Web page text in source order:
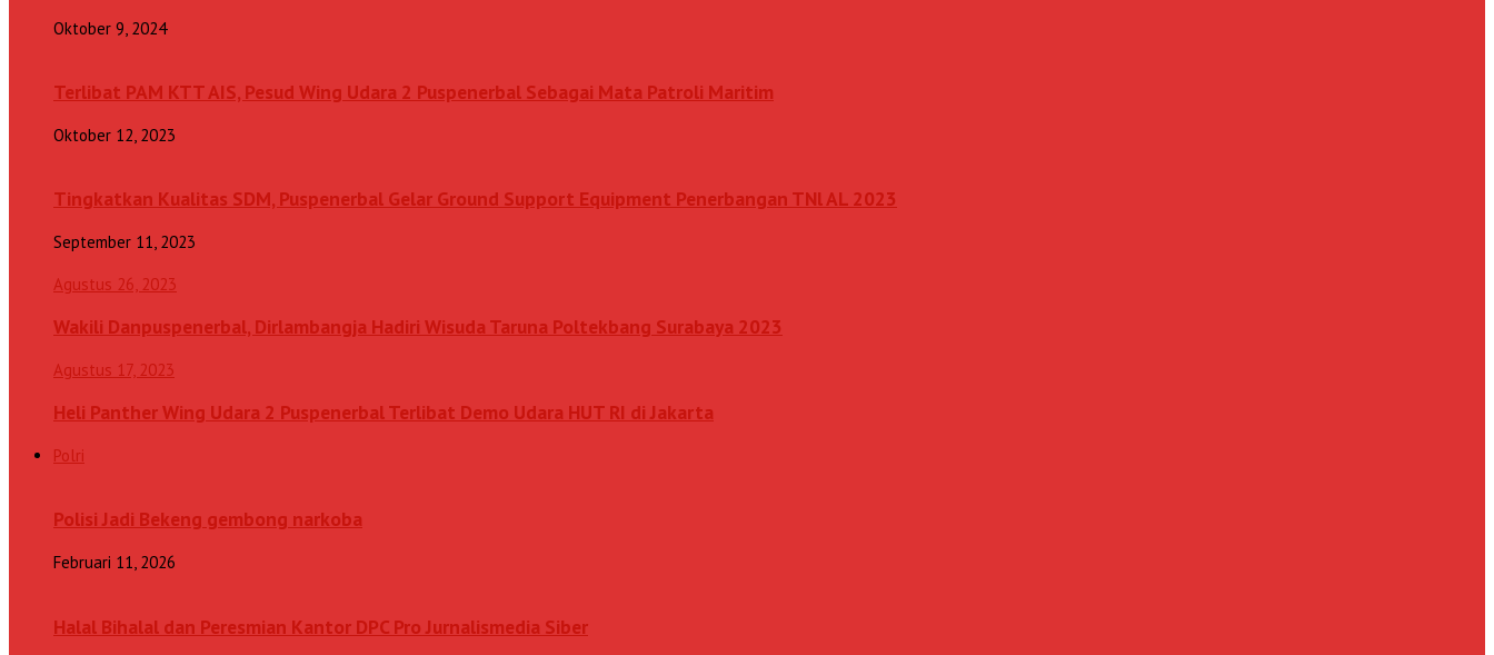
Oktober 9, 2024
Terlibat PAM KTT AIS, Pesud Wing Udara 2 Puspenerbal Sebagai Mata Patroli Maritim
Oktober 12, 2023
Tingkatkan Kualitas SDM, Puspenerbal Gelar Ground Support Equipment Penerbangan TNl AL 2023
September 11, 2023
Agustus 26, 2023
Wakili Danpuspenerbal, Dirlambangja Hadiri Wisuda Taruna Poltekbang Surabaya 2023
Agustus 17, 2023
Heli Panther Wing Udara 2 Puspenerbal Terlibat Demo Udara HUT RI di Jakarta
Polri
Polisi Jadi Bekeng gembong narkoba
Februari 11, 2026
Halal Bihalal dan Peresmian Kantor DPC Pro Jurnalismedia Siber